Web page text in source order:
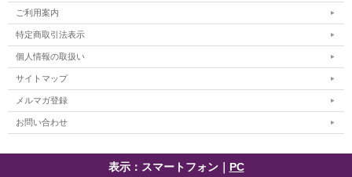
ご利用案内
特定商取引法表示
個人情報の取扱い
サイトマップ
メルマガ登録
お問い合わせ
表示：スマートフォン｜ PC